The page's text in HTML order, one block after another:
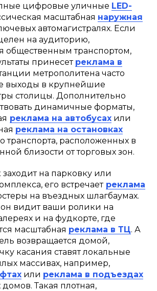
цифровые уличные LED-
масштабная наружная
автомагистралях. Если
на аудиторию,
общественным транспортом,
принесет реклама в
метрополитена часто
выходы в крупнейшие
столицы. Дополнительно
динамичные форматы,
реклама на автобусах или
реклама на остановках
транспорта, расположенных в
близости от торговых зон.
заходит на парковку или
его встречает реклама
на въездных шлагбаумах.
он видит ваши ролики на
и на фудкорте, где
масштабная реклама в ТЦ. А
возвращается домой,
касания ставят локальные
массивах, например,
или реклама в подъездах
Такая плотная,